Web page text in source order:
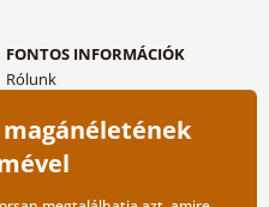
FONTOS INFORMÁCIÓK
Rólunk
Blog
Kapcsolat
Nagykereskedelmi
együttműködés